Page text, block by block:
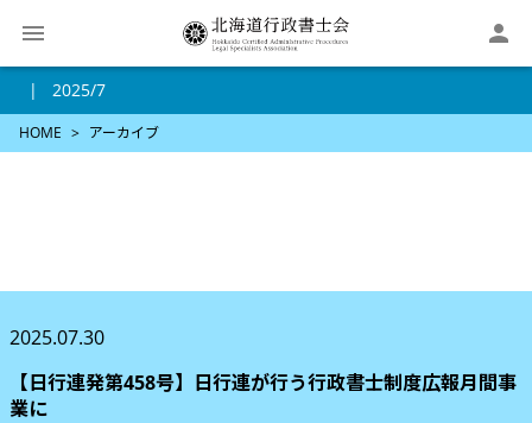

2025/7
HOME アーカイブ
2025.07.30
【日行連発第458号】日行連が行う行政書士制度広報月間事
業に